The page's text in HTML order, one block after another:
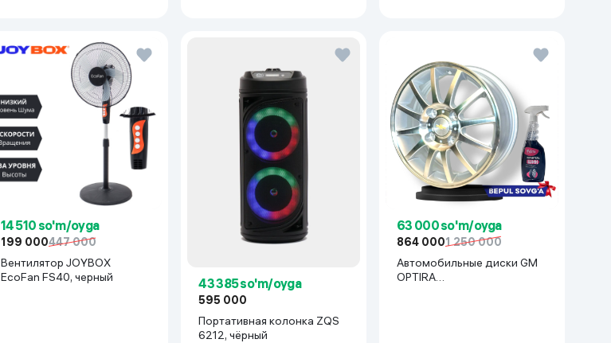
14 510 so'm/oyga
199 000447 000
Вентилятор JOYBOX
EcoFan FS40, черный
43 385 so'm/oyga
595 000
Портативная колонка ZQS
6212, чёрный
63 000 so'm/oyga
864 0001 250 000
Автомобильные диски GM
OPTIRA